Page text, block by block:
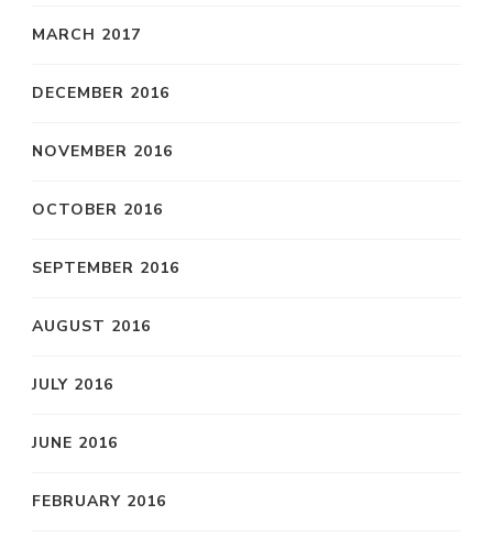
MARCH 2017
DECEMBER 2016
NOVEMBER 2016
OCTOBER 2016
SEPTEMBER 2016
AUGUST 2016
JULY 2016
JUNE 2016
FEBRUARY 2016